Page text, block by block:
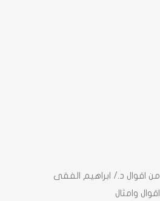
من اقوال د./ ابراهيم الفقى
اقوال وامثال